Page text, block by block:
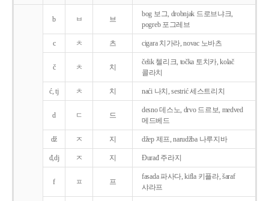
b ㅂ 브
bog 보그, drobnjak 드로브냐크,
pogreb 포그레브
c ㅊ 츠 cigara 치가라, novac 노바츠
č ㅊ 치
čelik 첼리크, točka 토치카, kolač
콜라치
ć, tj ㅊ 치 naći 나치, sestrić 세스트리치
d ㄷ 드
desno 데스노, drvo 드르보, medved
메드베드
dž ㅈ 지 džep 제프, narudžba 나루지바
đ,dj ㅈ 지 Ðurađ 주라지
f ㅍ 프
fasada 파사다, kifla 키플라, šaraf
샤라프